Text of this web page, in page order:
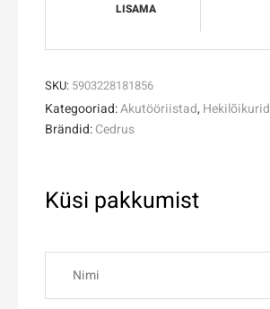
LISAMA
SKU: 5903228181856
Kategooriad:Akutööriistad, Hekilõikurid
Brändid:Cedrus
Küsi pakkumist